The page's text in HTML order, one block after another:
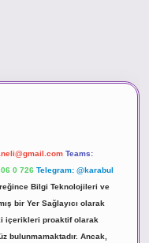
Teams:
0 726 Telegram: @karabul
Bilgi Teknolojileri ve
bir Yer Sağlayıcı olarak
içerikleri proaktif olarak
bulunmamaktadır. Ancak,